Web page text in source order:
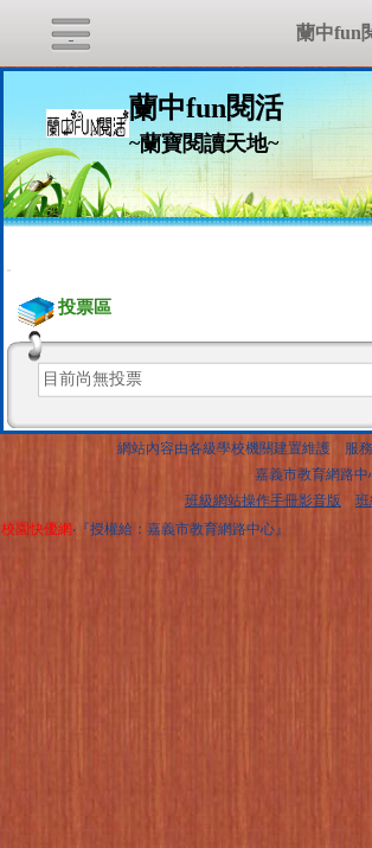
蘭中fun閱活
~蘭寶閱讀天地~
:::
投票區
目前尚無投票
網站內容由各級學校機關建置維護 服
嘉義市教育網路
班級網站操作手冊影音版
校園快優網 ‧『授權給：嘉義市教育網路中心』
蘭中fun